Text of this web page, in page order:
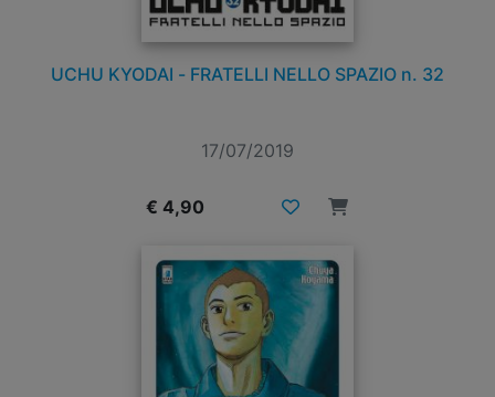
UCHU KYODAI - FRATELLI NELLO SPAZIO n. 32
17/07/2019
€ 4,90